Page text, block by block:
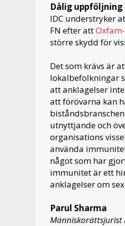
Dålig uppföljning
IDC understryker
FN efter att
större skydd för
Det som krävs är
lokalbefolkningar
att anklagelser
att förövarna kan
utnyttjande och
organisations
använda
något som har
immunitet är ett
anklagelser om
Parul Sharma
Människorättsjurist